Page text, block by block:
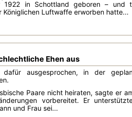
in Schottland geboren – und
Luftwaffe erworben hatte...
Ehen aus
ausgesprochen, in der
Paare nicht heiraten, sagte er
vorbereitet. Er
und Frau sei...